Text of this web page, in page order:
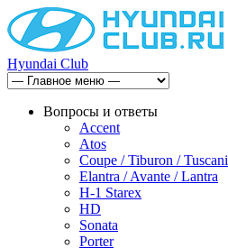
Hyundai Club
Вопросы и ответы
Accent
Atos
Coupe / Tiburon / Tuscani
Elantra / Avante / Lantra
H-1 Starex
HD
Sonata
Porter